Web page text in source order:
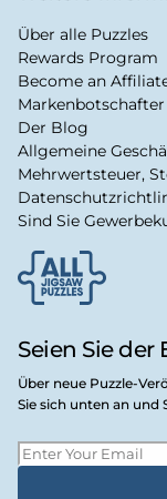
Seien Sie der
Über neue Puzzle-
Sie sich unten an und
Über alle Puzzles
Rewards Program
Become an
Markenbotschafter
Der Blog
Allgemeine
Mehrwertsteuer,
Sind Sie